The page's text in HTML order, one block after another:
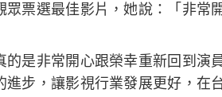
票選最佳影片，她說：「非常
是非常開心跟榮幸重新回到演
步，讓影視行業發展更好，在